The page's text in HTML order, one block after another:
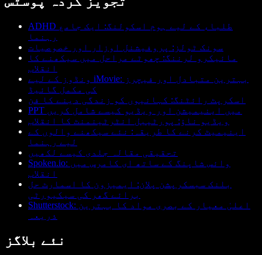
ADHD طلباء کے لیے ہوم اسکولنگ: ایک جامع
رہنما
سونک ٹولز: پروفیشنل اوزار اور خصوصیات
مائیکرو لرننگ: چھوٹے مراحل میں سیکھنے کا
انقلاب
ونڈوز کے لیے iMovie: بہترین متبادل اور فیچرز
کی مکمل گائیڈ
اسکرپٹ رائٹنگ: کہانیوں کو زندگی دینے کا فن
PPT میں اینیمیشن اور ویڈیو کیسے شامل کریں
ویڈیو ناؤ: پورٹیبل انٹرٹینمنٹ کا انقلاب
اینیمیٹ کرنے کا طریقہ: نئے سیکھنے والوں کے
لیے رہنما
تحقیقی مقالہ جلدی کیسے لکھیں
Spoken.io: وائس شاپنگ کے ساتھ ای کامرس میں
انقلاب
بلنک سبسکرپشن پلان: ایمیزون کا اسمارٹ حل
برائے گھر کی سیکیورٹی
Shutterstock: اعلیٰ معیار کے بصری مواد کا بہترین
ذریعہ
نئے بلاگز